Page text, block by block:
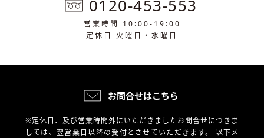
0120-453-553
営業時間 10:00-19:00
定休日 火曜日・水曜日
お問合せはこちら
※定休日、及び営業時間外にいただきましたお問合せにつきま
しては、翌営業日以降の受付とさせていただきます。 以下メ